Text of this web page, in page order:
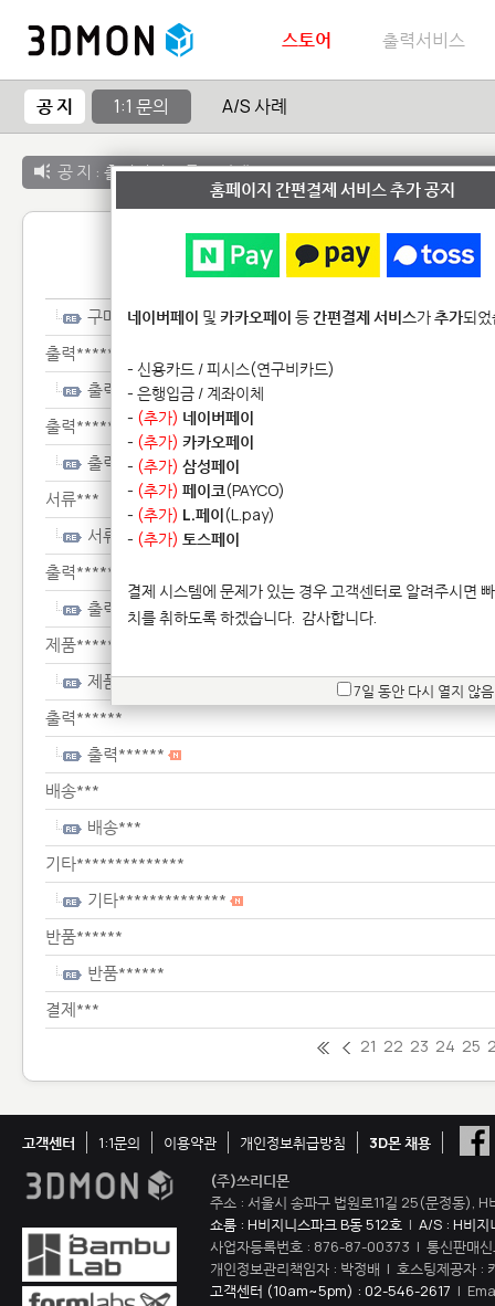
스토어 출력서비스
공 지 1:1 문의 A/S 사례
공 지 : 출력서비스 종료 안내
1:1 문
구매***
출력******
출력******
출력******
출력******
서류***
서류***
출력******
출력******
제품*******
제품*******
출력******
출력******
배송***
배송***
기타**************
기타**************
반품******
반품******
결제***
21 22 23 24 25
고객센터 1:1문의 이용약관 개인정보취급방침
3D몬 채용
(주)쓰리디몬
주소 : 서울시 송파구 법원로11길 25(문정동),
쇼룸 : H비지니스파크 B동 512호 | A/S : H비지
사업자등록번호 : 876-87-00373 | 통신판매
개인정보관리책임자 : 박정배 | 호스팅제공자 :
고객센터 (10am~5pm) : 02-546-2617 |
홈페이지 간편결제 서비스 추가 공지
네이버페이 및 카카오페이 등간편결제 서비스가추가되
- 신용카드 / 피시스(연구비카드)
- 은행입금 / 계좌이체
- (추가) 네이버페이
- (추가) 카카오페이
- (추가) 삼성페이
- (추가) 페이코(PAYCO)
- (추가) L.페이(L.pay)
- (추가) 토스페이
결제 시스템에 문제가 있는 경우 고객센터로 알려주시면
치를 취하도록 하겠습니다. 감사합니다.
7일 동안 다시 열지 않음